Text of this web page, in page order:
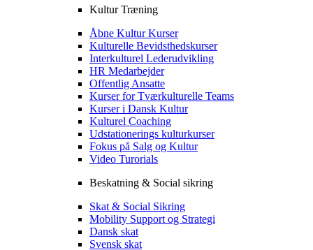
Kultur Træning
Åbne Kultur Kurser
Kulturelle Bevidsthedskurser
Interkulturel Lederudvikling
HR Medarbejder
Offentlig Ansatte
Kurser for Tværkulturelle Teams
Kurser i Dansk Kultur
Kulturel Coaching
Udstationerings kulturkurser
Fokus på Salg og Kultur
Video Turorials
Beskatning & Social sikring
Skat & Social Sikring
Mobility Support og Strategi
Dansk skat
Svensk skat